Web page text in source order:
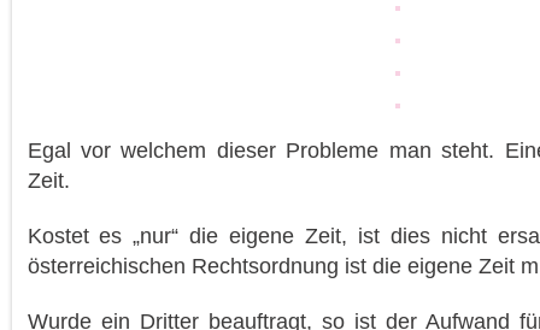
Egal vor welchem dieser Probleme man steht.
Zeit.
Kostet es „nur“ die eigene Zeit, ist dies nicht
österreichischen Rechtsordnung ist die eigene Zeit
Wurde ein Dritter beauftragt, so ist der Aufwand